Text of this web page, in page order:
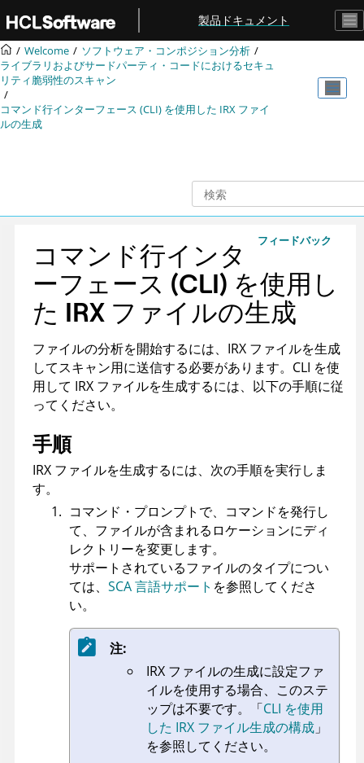
メインコンテンツにジャンプ
製品ドキュメント
Welcome
ソフトウェア・コンポジション分析
ライブラリおよびサードパーティ・コードにおけるセキュ
リティ脆弱性のスキャン
コマンド行インターフェース (CLI) を使用した IRX ファイ
ルの生成
フィードバック
コマンド行インタ
ーフェース (CLI) を使用し
た IRX ファイルの生成
ファイルの分析を開始するには、 IRX ファイルを生成
してスキャン用に送信する必要があります。CLI を使
用して IRX ファイルを生成するには、以下の手順に従
ってください。
手順
IRX ファイルを生成するには、次の手順を実行しま
す。
コマンド・プロンプトで、コマンドを発行し
て、ファイルが含まれるロケーションにディ
レクトリーを変更します。
サポートされているファイルのタイプについ
ては、 SCA 言語サポート を参照してくださ
い。
注:
IRX ファイルの生成に設定ファ
イルを使用する場合、このステ
ップは不要です。
「CLI を使用
した IRX ファイル生成の構成 」
を参照してください。